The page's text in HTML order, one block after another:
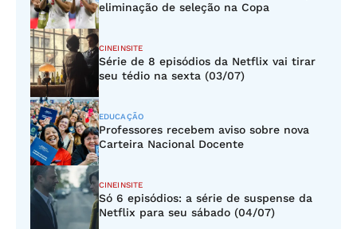
eliminação de seleção na Copa
CINEINSITE
Série de 8 episódios da Netflix vai tirar
seu tédio na sexta (03/07)
EDUCAÇÃO
Professores recebem aviso sobre nova
Carteira Nacional Docente
CINEINSITE
Só 6 episódios: a série de suspense da
Netflix para seu sábado (04/07)